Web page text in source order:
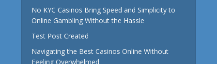
No KYC Casinos Bring Speed and Simplicity to
Online Gambling Without the Hassle
Test Post Created
Navigating the Best Casinos Online Without
Feeling Overwhelmed